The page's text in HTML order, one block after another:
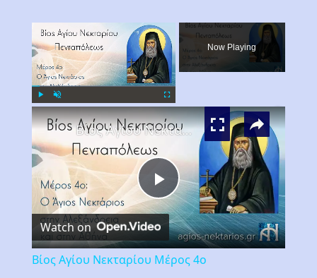
Now Playing
×
Play
Video
Βίος Αγίου Νεκταρίου Μέρος 4ο
Watch on
Βίος Αγίου Νεκταρίου Μέρος 4ο